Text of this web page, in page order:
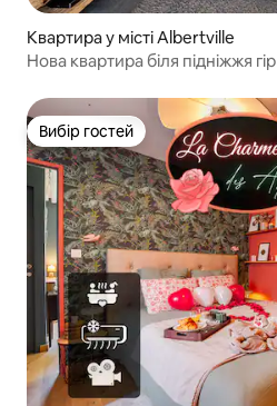
Квартира у місті Albertville
Нова квартира біля підніжжя гір
Вибір гостей
Вибір гостей